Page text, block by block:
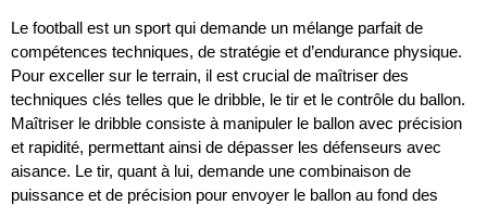
Le football est un sport qui demande un mélange parfait de
compétences techniques, de stratégie et d’endurance physique.
Pour exceller sur le terrain, il est crucial de maîtriser des
techniques clés telles que le dribble, le tir et le contrôle du ballon.
Maîtriser le dribble consiste à manipuler le ballon avec précision
et rapidité, permettant ainsi de dépasser les défenseurs avec
aisance. Le tir, quant à lui, demande une combinaison de
puissance et de précision pour envoyer le ballon au fond des